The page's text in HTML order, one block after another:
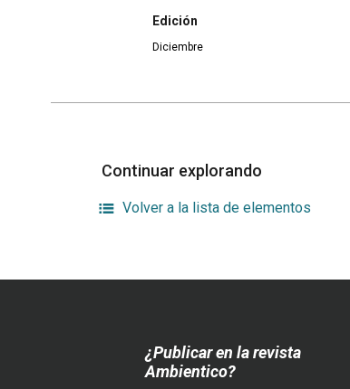
Edición
Diciembre
Continuar explorando
Volver a la lista de elementos
¿Publicar en la revista
Ambientico?